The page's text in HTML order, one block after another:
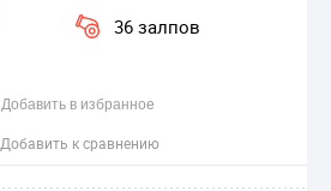
36 залпов
Добавить в избранное
Добавить к сравнению